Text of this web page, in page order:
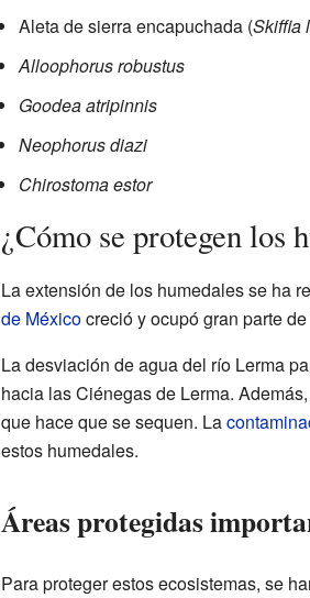
Aleta de sierra encapuchada (Skiffia
Alloophorus robustus
Goodea atripinnis
Neophorus diazi
Chirostoma estor
¿Cómo se protegen los
La extensión de los humedales se ha
de Méxicocreció y ocupó gran parte
La desviación de agua del río Lerma
hacia las Ciénegas de Lerma.
que hace que se sequen. La
estos humedales.
Áreas protegidas
Para proteger estos ecosistemas, se